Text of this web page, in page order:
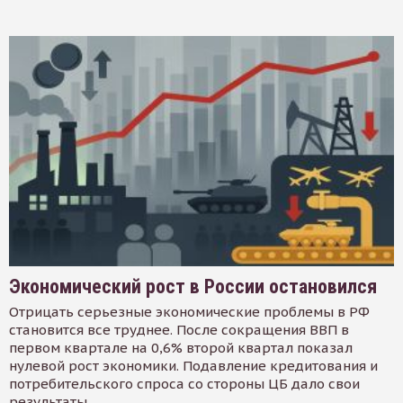
Экономический рост в России остановился
Отрицать серьезные экономические проблемы в РФ
становится все труднее. После сокращения ВВП в
первом квартале на 0,6% второй квартал показал
нулевой рост экономики. Подавление кредитования и
потребительского спроса со стороны ЦБ дало свои